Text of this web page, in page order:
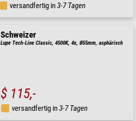
versandfertig in3-7 Tagen
Schweizer
Lupe Tech-Line Classic, 4500K, 4x, Ø55mm, asphärisch
$ 115,-
versandfertig in3-7 Tagen